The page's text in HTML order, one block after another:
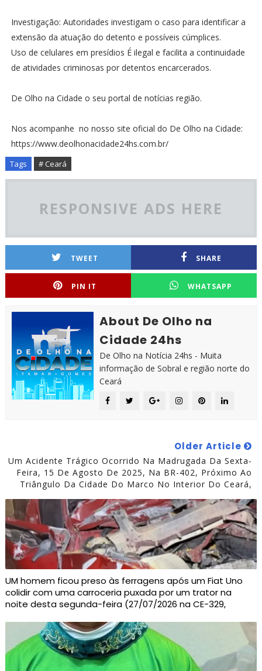
Investigação: Autoridades investigam o caso para identificar a
extensão da atuação do detento e possíveis cúmplices.
Uso de celulares em presídios É ilegal e facilita a continuidade
de atividades criminosas por detentos encarcerados.
De Olho na Cidade o seu portal de notícias região.
Nos acompanhe no nosso site oficial do De Olho na Cidade:
https://www.deolhonacidade24hs.com.br/
Tags # Ceará
RESPONSIVE ADS HERE
TWEET SHARE
PIN IT WHATSAPP
About De Olho na
Cidade 24hs
De Olho na Notícia 24hs - Muita
informação de Sobral e região norte do
Ceará
Older Article
Um Acidente Trágico Ocorrido Na Madrugada Da Sexta-
Feira, 15 De Agosto De 2025, Na BR-402, Próximo Ao
Triângulo Da Cidade Do Marco No Interior Do Ceará,
UM homem ficou preso às ferragens após um Fiat Uno
colidir com uma carroceria puxada por um trator na
noite desta segunda-feira (27/07/2026 na CE-329,